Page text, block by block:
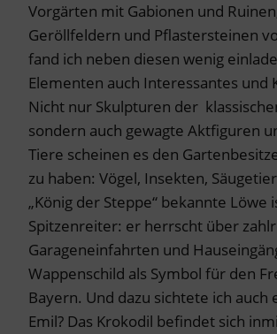
Vorgärten mit Gabionen und
Geröllfeldern und Pflastersteinen
fand ich neben diesen wenig
Elementen auch Interessantes und
Nicht nur Skulpturen der
sondern auch gewagte Aktfiguren
Tiere scheinen es den
zu haben: Vögel, Insekten,
„König der Steppe“ bekannte Löwe
Spitzenreiter: er herrscht über
Garageneinfahrten und
Wappenschild als Symbol für den
Bayern. Und dazu sichtete ich auch
Emil? Das Krokodil befindet sich